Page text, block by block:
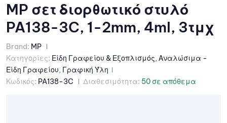
MP σετ διορθωτικό στυλό
PA138-3C, 1-2mm, 4ml, 3τμχ
Brand: MP
Κατηγορίες: Είδη Γραφείου & Εξοπλισμός, Αναλώσιμα -
Είδη Γραφείου, Γραφική Ύλη
Κωδικός: PA138-3C Διαθεσιμότητα: 50 σε απόθεμα